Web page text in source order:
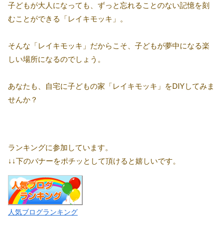
子どもが大人になっても、ずっと忘れることのない記憶を刻
むことができる「レイキモッキ」。
そんな「レイキモッキ」だからこそ、子どもが夢中になる楽
しい場所になるのでしょう。
あなたも、自宅に子どもの家「レイキモッキ」をDIYしてみま
せんか？
ランキングに参加しています。
↓↓下のバナーをポチッとして頂けると嬉しいです。
人気ブログランキング